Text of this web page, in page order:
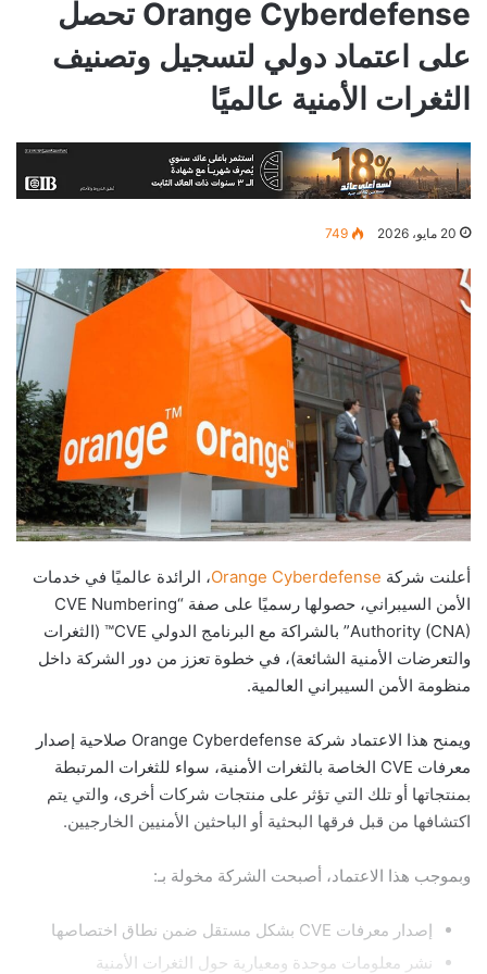
Orange Cyberdefense تحصل
على اعتماد دولي لتسجيل وتصنيف
الثغرات الأمنية عالميًا
20 مايو، 2026 749
أعلنت شركة Orange Cyberdefense، الرائدة عالميًا في خدمات
الأمن السيبراني، حصولها رسميًا على صفة “CVE Numbering
Authority (CNA)” بالشراكة مع البرنامج الدولي CVE™ (الثغرات
والتعرضات الأمنية الشائعة)، في خطوة تعزز من دور الشركة داخل
منظومة الأمن السيبراني العالمية.
ويمنح هذا الاعتماد شركة Orange Cyberdefense صلاحية إصدار
معرفات CVE الخاصة بالثغرات الأمنية، سواء للثغرات المرتبطة
بمنتجاتها أو تلك التي تؤثر على منتجات شركات أخرى، والتي يتم
اكتشافها من قبل فرقها البحثية أو الباحثين الأمنيين الخارجيين.
وبموجب هذا الاعتماد، أصبحت الشركة مخولة بـ:
إصدار معرفات CVE بشكل مستقل ضمن نطاق اختصاصها
نشر معلومات موحدة ومعيارية حول الثغرات الأمنية